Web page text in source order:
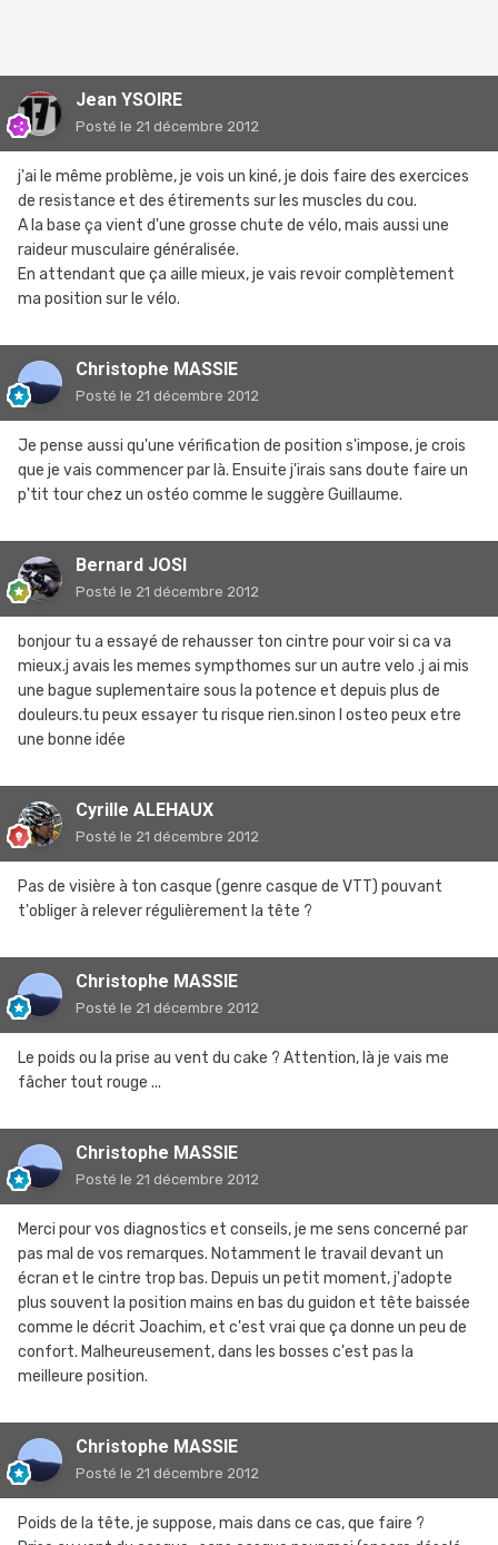
Jean YSOIRE
Posté le 21 décembre 2012
j'ai le même problème, je vois un kiné, je dois faire des exercices
de resistance et des étirements sur les muscles du cou.
A la base ça vient d'une grosse chute de vélo, mais aussi une
raideur musculaire généralisée.
En attendant que ça aille mieux, je vais revoir complètement
ma position sur le vélo.
Christophe MASSIE
Posté le 21 décembre 2012
Je pense aussi qu'une vérification de position s'impose, je crois
que je vais commencer par là. Ensuite j'irais sans doute faire un
p'tit tour chez un ostéo comme le suggère Guillaume.
Bernard JOSI
Posté le 21 décembre 2012
bonjour tu a essayé de rehausser ton cintre pour voir si ca va
mieux.j avais les memes sympthomes sur un autre velo .j ai mis
une bague suplementaire sous la potence et depuis plus de
douleurs.tu peux essayer tu risque rien.sinon l osteo peux etre
une bonne idée
Cyrille ALEHAUX
Posté le 21 décembre 2012
Pas de visière à ton casque (genre casque de VTT) pouvant
t'obliger à relever régulièrement la tête ?
Christophe MASSIE
Posté le 21 décembre 2012
Le poids ou la prise au vent du cake ? Attention, là je vais me
fâcher tout rouge ...
Christophe MASSIE
Posté le 21 décembre 2012
Merci pour vos diagnostics et conseils, je me sens concerné par
pas mal de vos remarques. Notamment le travail devant un
écran et le cintre trop bas. Depuis un petit moment, j'adopte
plus souvent la position mains en bas du guidon et tête baissée
comme le décrit Joachim, et c'est vrai que ça donne un peu de
confort. Malheureusement, dans les bosses c'est pas la
meilleure position.
Christophe MASSIE
Posté le 21 décembre 2012
Poids de la tête, je suppose, mais dans ce cas, que faire ?